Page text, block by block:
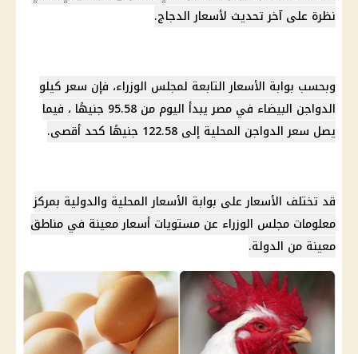
نظرة على آخر تحديث لأسعار الدجاج.
وبحسب بوابة الأسعار التابعة لمجلس الوزراء، فإن سعر كيلو
الدواجن البيضاء في مصر يبدأ اليوم من 95.58 جنيهًا ، فيما
يصل سعر الدواجن المحلية إلى 122.58 جنيهًا كحد أقصى.
قد تختلف الأسعار على بوابة الأسعار المحلية والدولية بمركز
معلومات مجلس الوزراء عن مستويات أسعار معينة في مناطق
معينة من الدولة.